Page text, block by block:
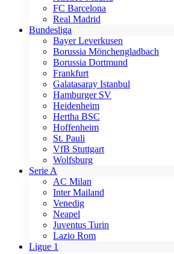
FC Barcelona
Real Madrid
Bundesliga
Bayer Leverkusen
Borussia Mönchengladbach
Borussia Dortmund
Frankfurt
Galatasaray Istanbul
Hamburger SV
Heidenheim
Hertha BSC
Hoffenheim
St. Pauli
VfB Stuttgart
Wolfsburg
Serie A
AC Milan
Inter Mailand
Venedig
Neapel
Juventus Turin
Lazio Rom
Ligue 1